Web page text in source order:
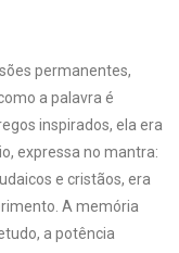
permanentes,
a palavra é
inspirados, ela era
expressa no mantra:
e cristãos, era
A memória
a potência